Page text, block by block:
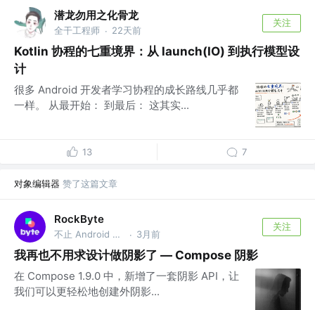
潜龙勿用之化骨龙
全干工程师 · 22天前
关注
Kotlin 协程的七重境界：从 launch(IO) 到执行模型设
计
很多 Android 开发者学习协程的成长路线几乎都
一样。 从最开始： 到最后： 这其实...
13 7
对象编辑器 赞了这篇文章
RockByte
不止 Android 工程师 · 3月前
关注
我再也不用求设计做阴影了 — Compose 阴影
在 Compose 1.9.0 中，新增了一套阴影 API，让
我们可以更轻松地创建外阴影...